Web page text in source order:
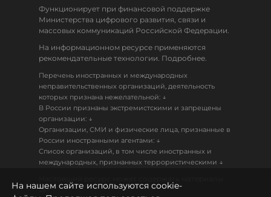
Функционирует при финансовой поддержке
Министерства цифрового развития, связи и
массовых коммуникаций Российской Федерации.
На информационном ресурсе применяются
рекомендательные технологии. Подробнее.
Перечень иностранных и международных
неправительственных организаций, деятельность
которых признана нежелательной: ↓
В России признаны экстремистскими и запрещены
организации: ↓
Организации, СМИ и физические лица, признанные в
России иностранными агентами: ↓
Список организаций, в том числе иностранных и
международных, признанных террористическими ↓
18+
На нашем сайте используются cookie-